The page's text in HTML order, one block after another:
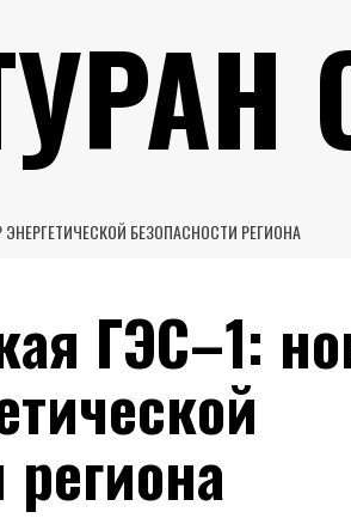
БЕЗОПАСНОСТИ РЕГИОНА
ГЭС–1:
региона